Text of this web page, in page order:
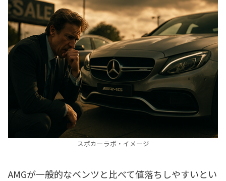
スポカーラボ・イメージ
AMGが一般的なベンツと比べて値落ちしやすいとい